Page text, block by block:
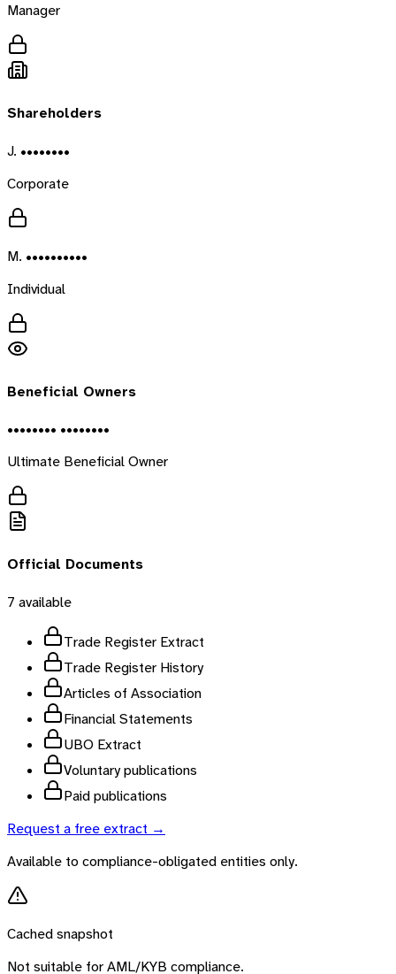
Manager
Shareholders
J. ••••••••
Corporate
M. ••••••••••
Individual
Beneficial Owners
•••••••• ••••••••
Ultimate Beneficial Owner
Official Documents
7 available
Trade Register Extract
Trade Register History
Articles of Association
Financial Statements
UBO Extract
Voluntary publications
Paid publications
Request a free extract →
Available to compliance-obligated entities only.
Cached snapshot
Not suitable for AML/KYB compliance.